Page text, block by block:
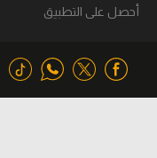
أحصل على التطبيق